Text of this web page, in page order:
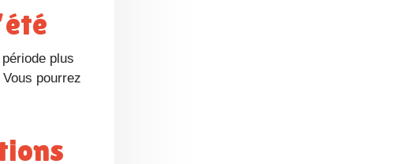
plus
pourrez